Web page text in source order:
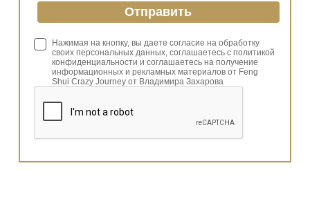
Нажимая на кнопку, вы даете согласие на обработку
своих персональных данных, соглашаетесь с политикой
конфиденциальности и соглашаетесь на получение
информационных и рекламных материалов от Feng
Shui Crazy Journey от Владимира Захарова